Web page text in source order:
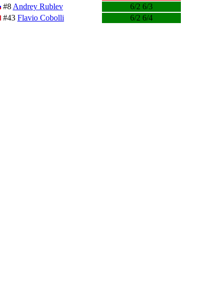
#8 Andrey Rublev
6/2 6/3
#43 Flavio Cobolli
6/2 6/4